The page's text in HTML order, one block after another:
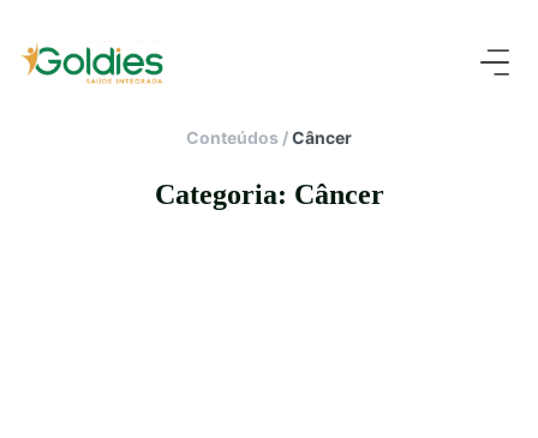
Conteúdos /Câncer
Categoria: Câncer